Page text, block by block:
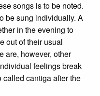
songs is to be noted.
be sung individually. A
in the evening to
out of their usual
are, however, other
feelings break
cantiga after the